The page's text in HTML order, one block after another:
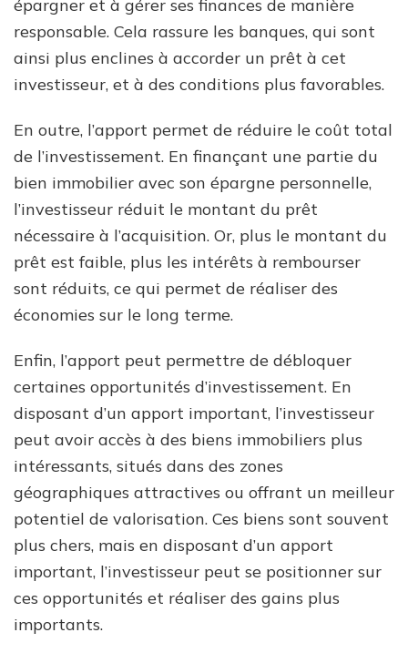
épargner et à gérer ses finances de manière
responsable. Cela rassure les banques, qui sont
ainsi plus enclines à accorder un prêt à cet
investisseur, et à des conditions plus favorables.
En outre, l’apport permet de réduire le coût total
de l’investissement. En finançant une partie du
bien immobilier avec son épargne personnelle,
l’investisseur réduit le montant du prêt
nécessaire à l’acquisition. Or, plus le montant du
prêt est faible, plus les intérêts à rembourser
sont réduits, ce qui permet de réaliser des
économies sur le long terme.
Enfin, l’apport peut permettre de débloquer
certaines opportunités d’investissement. En
disposant d’un apport important, l’investisseur
peut avoir accès à des biens immobiliers plus
intéressants, situés dans des zones
géographiques attractives ou offrant un meilleur
potentiel de valorisation. Ces biens sont souvent
plus chers, mais en disposant d’un apport
important, l’investisseur peut se positionner sur
ces opportunités et réaliser des gains plus
importants.